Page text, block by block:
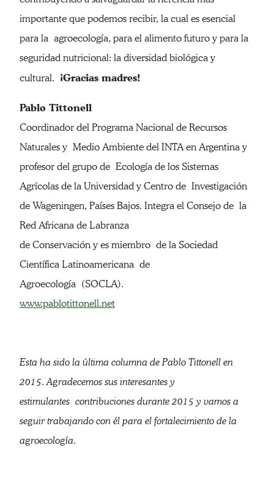
importante que podemos recibir, la cual es esencial
para la agroecología, para el alimento futuro y para la
seguridad nutricional: la diversidad biológica y
cultural. ¡Gracias madres!
Pablo Tittonell
Coordinador del Programa Nacional de Recursos
Naturales y Medio Ambiente del INTA en Argentina y
profesor del grupo de Ecología de los Sistemas
Agrícolas de la Universidad y Centro de Investigación
de Wageningen, Países Bajos. Integra el Consejo de la
Red Africana de Labranza
de Conservación y es miembro de la Sociedad
Científica Latinoamericana de
Agroecología (SOCLA).
www.pablotittonell.net
Esta ha sido la última columna de Pablo Tittonell en
2015. Agradecemos sus interesantes y
estimulantes contribuciones durante 2015 y vamos a
seguir trabajando con él para el fortalecimiento de la
agroecología.